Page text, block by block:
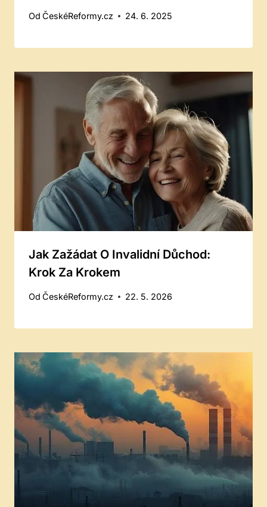
Od ČeskéReformy.cz 24. 6. 2025
Jak Zažádat O Invalidní Důchod:
Krok Za Krokem
Od ČeskéReformy.cz 22. 5. 2026